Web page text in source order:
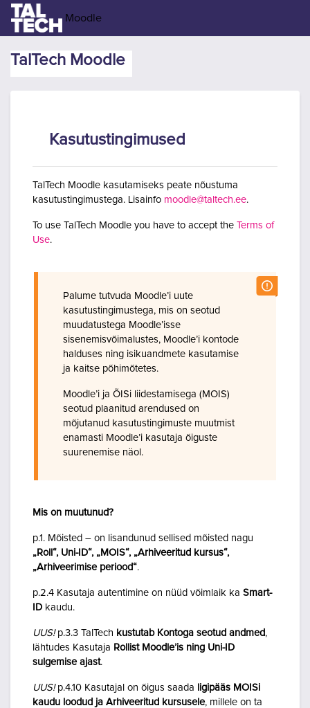
Jäta vahele peasisuni
Moodle
TalTech Moodle
Kasutustingimused
TalTech Moodle kasutamiseks peate nõustuma
kasutustingimustega. Lisainfo moodle@taltech.ee.
To use TalTech Moodle you have to accept the Terms of
Use.
Palume tutvuda Moodle’i uute
kasutustingimustega, mis on seotud
muudatustega Moodle’isse
sisenemisvõimalustes, Moodle’i kontode
halduses ning isikuandmete kasutamise
ja kaitse põhimõtetes.
Moodle’i ja ÕISi liidestamisega (MOIS)
seotud plaanitud arendused on
mõjutanud kasutustingimuste muutmist
enamasti Moodle’i kasutaja õiguste
suurenemise näol.
Mis on muutunud?
p.1. Mõisted – on lisandunud sellised mõisted nagu
„Roll“, Uni-ID“, „MOIS“, „Arhiveeritud kursus“,
„Arhiveerimise periood“.
p.2.4 Kasutaja autentimine on nüüd võimlaik ka Smart-
ID kaudu.
UUS!p.3.3 TalTech kustutab Kontoga seotud andmed,
lähtudes Kasutaja Rollist Moodle’is ning Uni-ID
sulgemise ajast.
UUS!p.4.10 Kasutajal on õigus saada ligipääs MOISi
kaudu loodud ja Arhiveeritud kursusele, millele on ta